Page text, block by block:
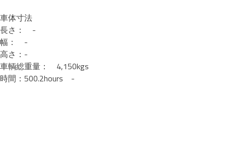
車体寸法
長さ： -
幅： -
高さ：-
車輌総重量： 4,150kgs
時間：500.2hours -